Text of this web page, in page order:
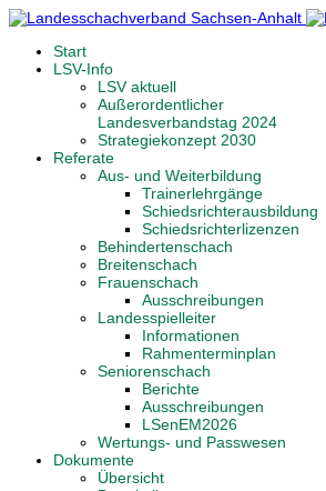
Start
LSV-Info
LSV aktuell
Außerordentlicher
Landesverbandstag 2024
Strategiekonzept 2030
Referate
Aus- und Weiterbildung
Trainerlehrgänge
Schiedsrichterausbildung
Schiedsrichterlizenzen
Behindertenschach
Breitenschach
Frauenschach
Ausschreibungen
Landesspielleiter
Informationen
Rahmenterminplan
Seniorenschach
Berichte
Ausschreibungen
LSenEM2026
Wertungs- und Passwesen
Dokumente
Übersicht